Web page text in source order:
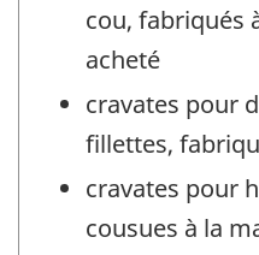
cou, fabriqués
acheté
cravates pour
fillettes,
cravates pour
cousues à la